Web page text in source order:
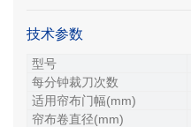
技术参数
型号
每分钟裁刀次数
适用帘布门幅(mm)
帘布卷直径(mm)